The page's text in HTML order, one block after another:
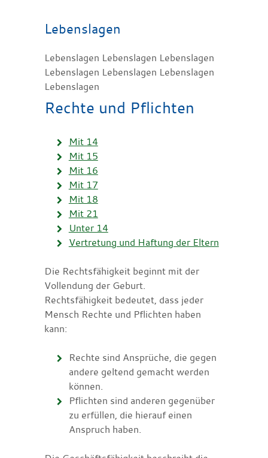
Lebenslagen
Lebenslagen Lebenslagen Lebenslagen
Lebenslagen Lebenslagen Lebenslagen
Lebenslagen
Rechte und Pflichten
Mit 14
Mit 15
Mit 16
Mit 17
Mit 18
Mit 21
Unter 14
Vertretung und Haftung der Eltern
Die Rechtsfähigkeit beginnt mit der
Vollendung der Geburt.
Rechtsfähigkeit bedeutet, dass jeder
Mensch Rechte und Pflichten haben
kann:
Rechte sind Ansprüche, die gegen
andere geltend gemacht werden
können.
Pflichten sind anderen gegenüber
zu erfüllen, die hierauf einen
Anspruch haben.